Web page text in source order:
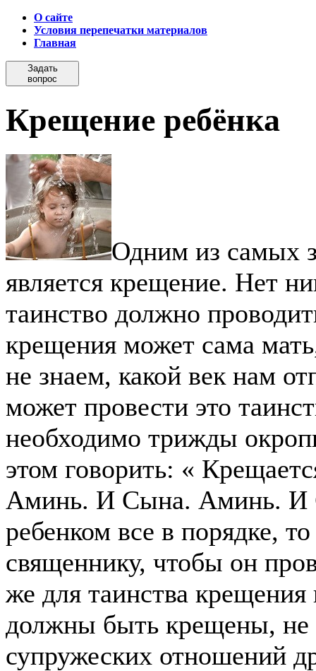
О сайте
Условия перепечатки материалов
Главная
Задать
вопрос
Крещение ребёнка
Одним из самых
является крещение. Нет
таинство должно
крещения может сама
не знаем, какой век нам
может провести это
необходимо трижды
этом говорить: «
Аминь. И Сына. Аминь. И
ребенком все в порядке,
священнику, чтобы он
же для таинства
должны быть крещены, не
супружеских отношений